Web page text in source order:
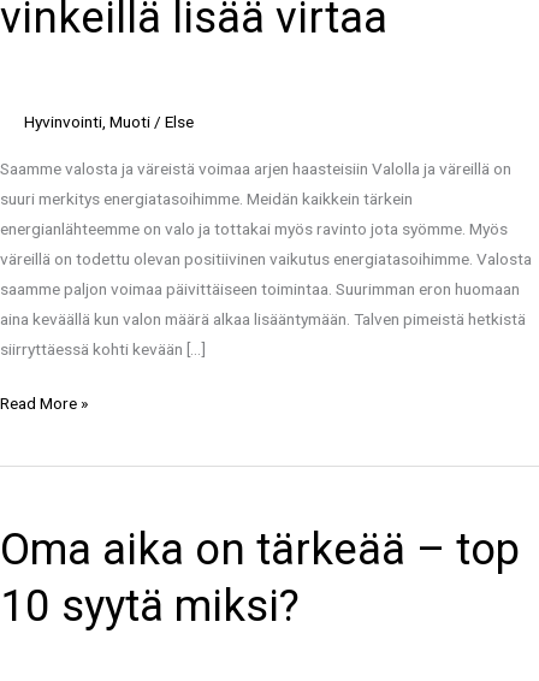
vinkeillä lisää virtaa
Hyvinvointi, Muoti/ Else
Saamme valosta ja väreistä voimaa arjen haasteisiin Valolla ja väreillä on
suuri merkitys energiatasoihimme. Meidän kaikkein tärkein
energianlähteemme on valo ja tottakai myös ravinto jota syömme. Myös
väreillä on todettu olevan positiivinen vaikutus energiatasoihimme. Valosta
saamme paljon voimaa päivittäiseen toimintaa. Suurimman eron huomaan
aina keväällä kun valon määrä alkaa lisääntymään. Talven pimeistä hetkistä
siirryttäessä kohti kevään […]
Näillä
Read More »
Oma aika on tärkeää – top
10 syytä miksi?
on
tärkeää
–